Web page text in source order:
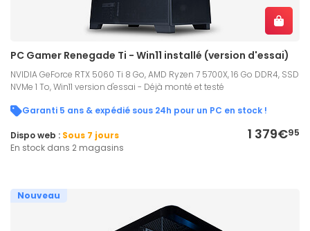
PC Gamer Renegade Ti - Win11 installé (version d'essai)
NVIDIA GeForce RTX 5060 Ti 8 Go, AMD Ryzen 7 5700X, 16 Go DDR4, SSD
NVMe 1 To, Win11 version d'essai - Déjà monté et testé
Garanti 5 ans & expédié sous 24h pour un PC en stock !
1 379€95
Dispo web : Sous 7 jours
En stock dans 2 magasins
Nouveau